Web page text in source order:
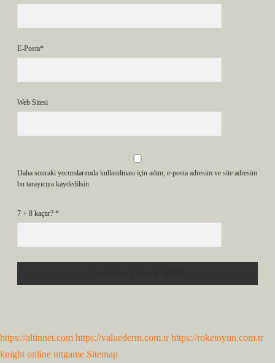
E-Posta*
Web Sitesi
Daha sonraki yorumlarımda kullanılması için adım, e-posta adresim ve site adresim
bu tarayıcıya kaydedilsin.
7 + 8 kaçtır? *
https://altinnet.com https://valuederm.com.tr https://roketoyun.com.tr
knight online nttgame Sitemap